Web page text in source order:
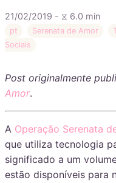
21/02/2019 - ⧖ 6.0 min
pt Serenata de Amor
Sociais
Post originalmente
Amor.
A Operação Serenata
que utiliza tecnologia
significado a um
estão disponíveis para